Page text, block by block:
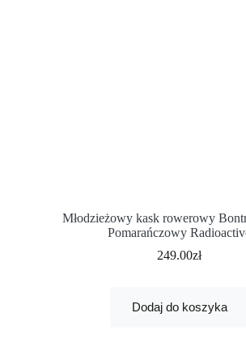
Młodzieżowy kask rowerowy
Pomarańczowy
249.00zł
Dodaj do koszyka